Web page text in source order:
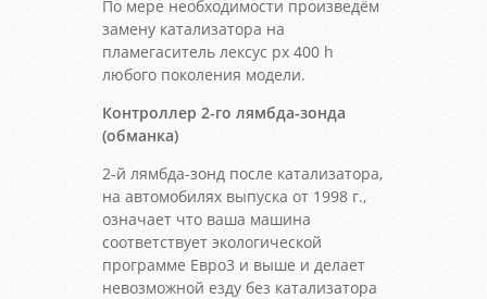
По мере необходимости произведём
замену катализатора на
пламегаситель лексус рх 400 h
любого поколения модели.
Контроллер 2-го лямбда-зонда
(обманка)
2-й лямбда-зонд после катализатора,
на автомобилях выпуска от 1998 г.,
означает что ваша машина
соответствует экологической
программе Евро3 и выше и делает
невозможной езду без катализатора